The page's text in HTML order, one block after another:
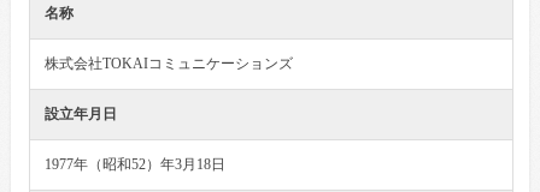
名称
株式会社TOKAIコミュニケーションズ
設立年月日
1977年（昭和52）年3月18日